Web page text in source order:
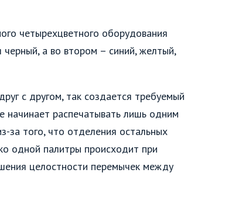
четырехцветного оборудования
а во втором – синий, желтый,
с другом, так создается требуемый
начинает распечатывать лишь одним
за того, что отделения остальных
одной палитры происходит при
целостности перемычек между